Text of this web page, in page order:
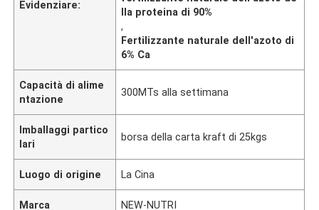
Evidenziare:
lla proteina di 90%
,
Fertilizzante naturale dell'azoto di
6% Ca
Capacità di alime
ntazione
300MTs alla settimana
Imballaggi partico
lari
borsa della carta kraft di 25kgs
Luogo di origine La Cina
Marca NEW-NUTRI